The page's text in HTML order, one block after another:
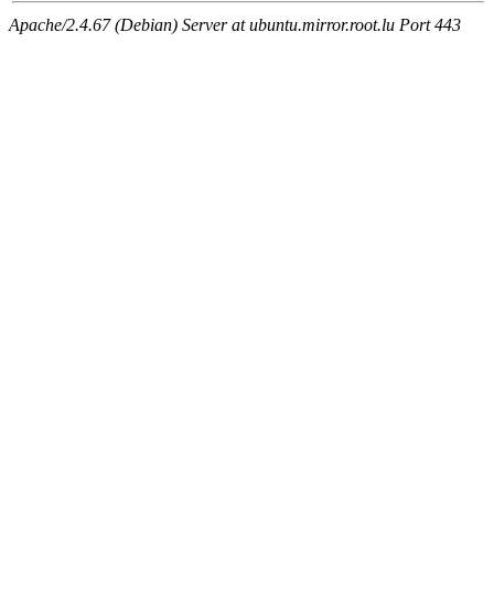
Apache/2.4.67 (Debian) Server at ubuntu.mirror.root.lu Port 443